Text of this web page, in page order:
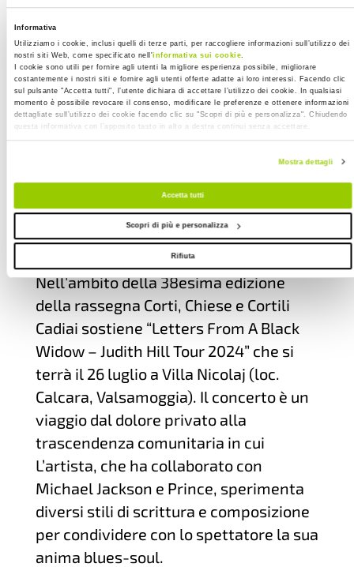
Informativa
Utilizziamo i cookie, inclusi quelli di terze parti, per raccogliere informazioni sull’utilizzo dei
nostri siti Web, come specificato nell'informativa sui cookie.
I cookie sono utili per fornire agli utenti la migliore esperienza possibile, migliorare
costantemente i nostri siti e fornire agli utenti offerte adatte ai loro interessi. Facendo clic
sul pulsante "Accetta tutti", l’utente dichiara di accettare l’utilizzo dei cookie. In qualsiasi
momento è possibile revocare il consenso, modificare le preferenze e ottenere informazioni
dettagliate sull’utilizzo dei cookie facendo clic su "Scopri di più e personalizza". Chiudendo
questa informativa con l’apposito tasto in alto a destra continui senza accettare.
Mostra dettagli
Accetta tutti
Scopri di più e personalizza
Rifiuta
quale è previsto un biglietto ridotto di
euro 3,50 euro. La consegna del premio
al produttore Carlo Degli Esposti
avverrà invece in Piazza Maggiore
prima della proiezione di Manodopera.
Il tema del lavoro è centrale, sebbene
con trame differenti, in entrambe le
opere e per questo in linea con il tema
che caratterizza il nostro
cinquantesimo.
26 luglio – Corti, Chiese e Cortili
Nell’ambito della 38esima edizione
della rassegna Corti, Chiese e Cortili
Cadiai sostiene “Letters From A Black
Widow – Judith Hill Tour 2024” che si
terrà il 26 luglio a Villa Nicolaj (loc.
Calcara, Valsamoggia). Il concerto è un
viaggio dal dolore privato alla
trascendenza comunitaria in cui
L’artista, che ha collaborato con
Michael Jackson e Prince, sperimenta
diversi stili di scrittura e composizione
per condividere con lo spettatore la sua
anima blues-soul.